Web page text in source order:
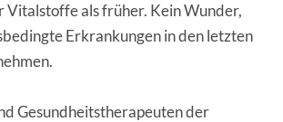
Vitalstoffe als früher. Kein Wunder,
Erkrankungen in den letzten
Gesundheitstherapeuten der